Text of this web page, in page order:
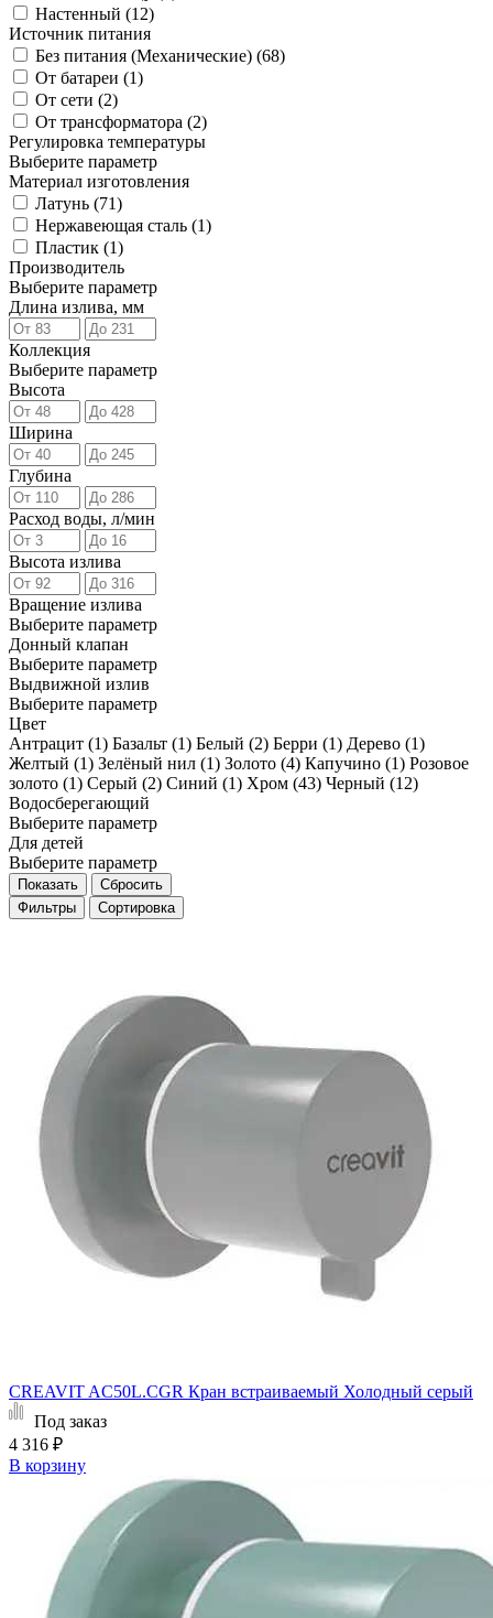
Настенный (12)
Источник питания
Без питания (Механические) (68)
От батареи (1)
От сети (2)
От трансформатора (2)
Регулировка температуры
Выберите параметр
Материал изготовления
Латунь (71)
Нержавеющая сталь (1)
Пластик (1)
Производитель
Выберите параметр
Длина излива, мм
Коллекция
Выберите параметр
Высота
Ширина
Глубина
Расход воды, л/мин
Высота излива
Вращение излива
Выберите параметр
Донный клапан
Выберите параметр
Выдвижной излив
Выберите параметр
Цвет
Антрацит (1) Базальт (1) Белый (2) Берри (1) Дерево (1)
Желтый (1) Зелёный нил (1) Золото (4) Капучино (1) Розовое
золото (1) Серый (2) Синий (1) Хром (43) Черный (12)
Водосберегающий
Выберите параметр
Для детей
Выберите параметр
Фильтры Сортировка
CREAVIT AC50L.CGR Кран встраиваемый Холодный серый
Под заказ
4 316 ₽
В корзину